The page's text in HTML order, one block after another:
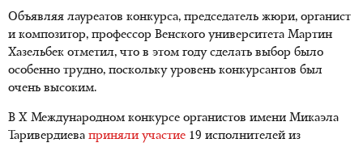
Объявляя лауреатов конкурса, председатель жюри, органист
и композитор, профессор Венского университета Мартин
Хазельбек отметил, что в этом году сделать выбор было
особенно трудно, поскольку уровень конкурсантов был
очень высоким.
В X Международном конкурсе органистов имени Микаэла
Таривердиева приняли участие 19 исполнителей из